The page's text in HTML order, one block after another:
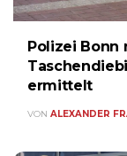
Polizei Bonn
ermittelt
VON ALEXANDER